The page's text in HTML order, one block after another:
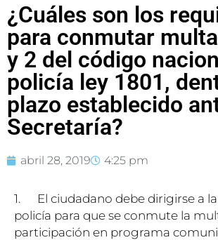
¿Cuáles son los
para conmutar
y 2 del código
policía ley 1801,
plazo establecido
Secretaría?
abril 28, 2019 4:25 pm
1. El ciudadano debe dirigirse a
policía para que se conmute la
participación en programa